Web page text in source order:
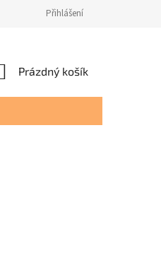
Přihlášení
NÁKUPNÍ
Prázdný košík